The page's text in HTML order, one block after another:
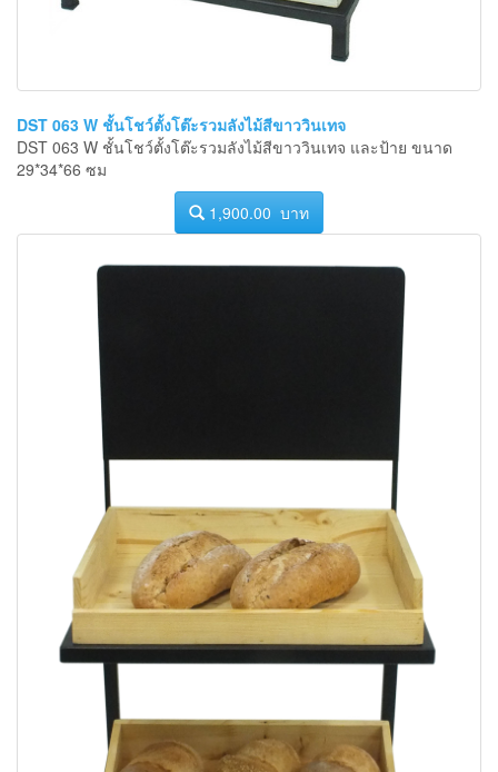
DST 063 W ชั้นโชว์ตั้งโต๊ะรวมลังไม้สีขาววินเทจ
DST 063 W ชั้นโชว์ตั้งโต๊ะรวมลังไม้สีขาววินเทจ และป้าย ขนาด
29*34*66 ซม
1,900.00 บาท